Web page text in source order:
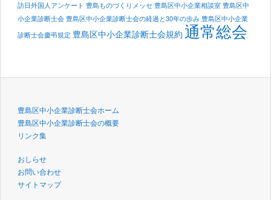
訪日外国人アンケート 豊島ものづくりメッセ 豊島区中小企業相談室 豊島区中
小企業診断士会 豊島区中小企業診断士会の経過と30年の歩み 豊島区中小企業
診断士会慶弔規定 豊島区中小企業診断士会規約 通常総会
豊島区中小企業診断士会ホーム
豊島区中小企業診断士会の概要
リンク集
おしらせ
お問い合わせ
サイトマップ